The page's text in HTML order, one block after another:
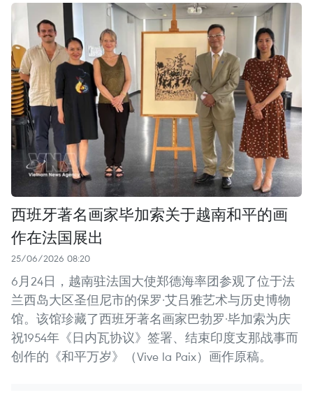
西班牙著名画家毕加索关于越南和平的画
作在法国展出
25/06/2026 08:20
6月24日，越南驻法国大使郑德海率团参观了位于法
兰西岛大区圣但尼市的保罗·艾吕雅艺术与历史博物
馆。该馆珍藏了西班牙著名画家巴勃罗·毕加索为庆
祝1954年《日内瓦协议》签署、结束印度支那战事而
创作的《和平万岁》（Vive la Paix）画作原稿。